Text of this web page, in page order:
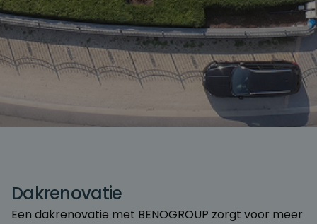
Dakrenovatie
Een dakrenovatie met BENOGROUP zorgt voor meer